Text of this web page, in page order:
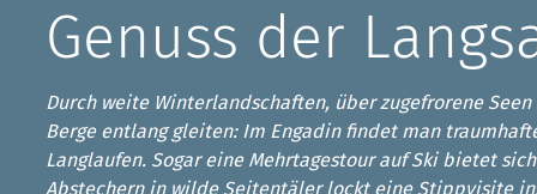
Mountainbiken: So geht's
DAV Panorama App
Hüttensuche
Last-Minute-Hüttenbett
Genuss der
Durch weite Winterlandschaften, über zugefrorene
Berge entlang gleiten: Im Engadin findet man
Langlaufen. Sogar eine Mehrtagestour auf Ski bietet
Abstechern in wilde Seitentäler lockt eine Stippvisite